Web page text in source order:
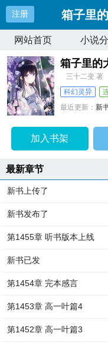
注册 箱子里
网站首页 小说
箱子里的
三十二变 著
科幻灵异
最近更新：新
加入书架
最新章节
新书上传了
新书发布了
第1455章 听书版本上线
新书已发
第1454章 完本感言
第1453章 高一叶篇4
第1452章 高一叶篇3